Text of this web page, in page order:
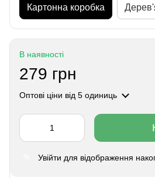
Картонна коробка
В наявності
279 грн
Оптові ціни від 5 одиниць
Увійти для відображення